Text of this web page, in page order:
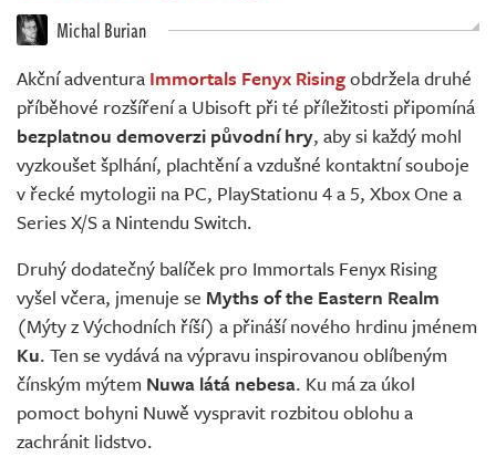
Michal Burian
Akční adventura Immortals Fenyx Risingobdržela druhé
příběhové rozšíření a Ubisoft při té příležitosti připomíná
bezplatnou demoverzi původní hry, aby si každý mohl
vyzkoušet šplhání, plachtění a vzdušné kontaktní souboje
v řecké mytologii na PC, PlayStationu 4 a 5, Xbox One a
Series X/S a Nintendu Switch.
Druhý dodatečný balíček pro Immortals Fenyx Rising
vyšel včera, jmenuje se Myths of the Eastern Realm
(Mýty z Východních říší) a přináší nového hrdinu jménem
Ku. Ten se vydává na výpravu inspirovanou oblíbeným
čínským mýtem Nuwa látá nebesa. Ku má za úkol
pomoct bohyni Nuwě vyspravit rozbitou oblohu a
zachránit lidstvo.